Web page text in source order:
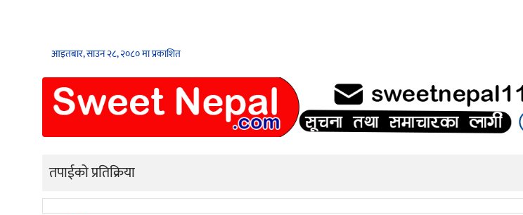
आइतबार, साउन २८, २०८० मा प्रकाशित
तपाईको प्रतिक्रिया